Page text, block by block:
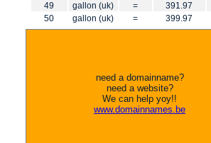
49
gallon (uk) = 391.97
50
gallon (uk) = 399.97
need a domainname?
need a website?
We can help yoy!!
www.domainnames.be